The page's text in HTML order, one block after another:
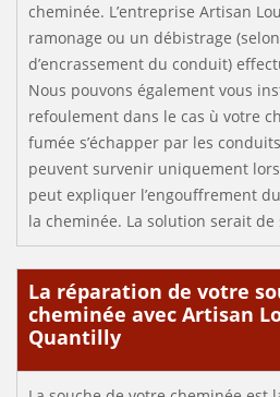
cheminée. L’entreprise Artisan
ramonage ou un débistrage
d’encrassement du conduit)
Nous pouvons également vous
refoulement dans le cas ù votre
fumée s’échapper par les
peuvent survenir uniquement
peut expliquer l’engouffrement
la cheminée. La solution serait
La réparation de votre
cheminée avec Artisan
Quantilly